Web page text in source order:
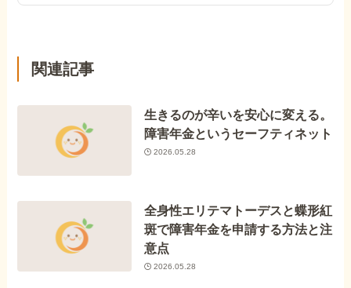
関連記事
生きるのが辛いを安心に変える。
障害年金というセーフティネット
2026.05.28
全身性エリテマトーデスと蝶形紅
斑で障害年金を申請する方法と注
意点
2026.05.28